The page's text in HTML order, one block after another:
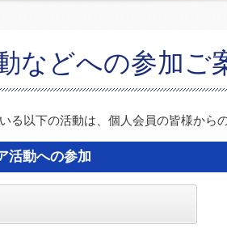
などへの参加ご
る以下の活動は、個人会員の皆様から
活動への参加